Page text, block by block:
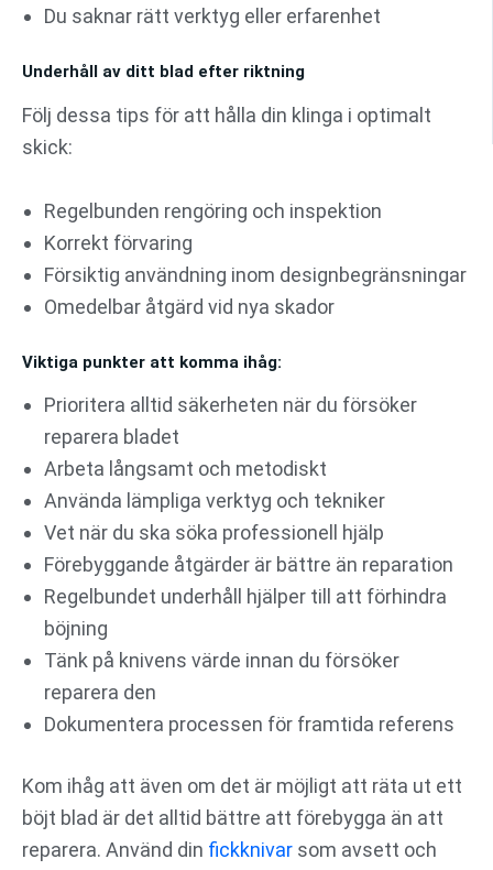
Du saknar rätt verktyg eller erfarenhet
Underhåll av ditt blad efter riktning
Följ dessa tips för att hålla din klinga i optimalt
skick:
Regelbunden rengöring och inspektion
Korrekt förvaring
Försiktig användning inom designbegränsningar
Omedelbar åtgärd vid nya skador
Viktiga punkter att komma ihåg:
Prioritera alltid säkerheten när du försöker
reparera bladet
Arbeta långsamt och metodiskt
Använda lämpliga verktyg och tekniker
Vet när du ska söka professionell hjälp
Förebyggande åtgärder är bättre än reparation
Regelbundet underhåll hjälper till att förhindra
böjning
Tänk på knivens värde innan du försöker
reparera den
Dokumentera processen för framtida referens
Kom ihåg att även om det är möjligt att räta ut ett
böjt blad är det alltid bättre att förebygga än att
reparera. Använd din fickknivar som avsett och